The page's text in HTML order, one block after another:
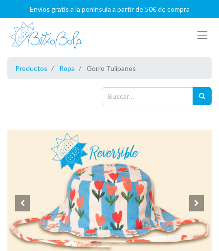
Envíos gratis a la península a partir de 50€ de compra
Productos Ropa Gorro Tulipanes